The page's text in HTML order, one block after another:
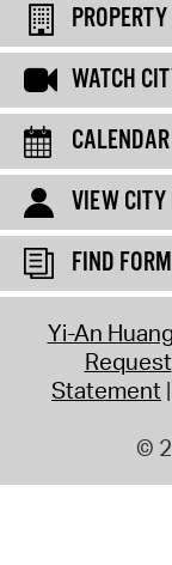
WATCH
CALENDAR
VIEW CITY
FIND
Yi-An
Request
Statement
©